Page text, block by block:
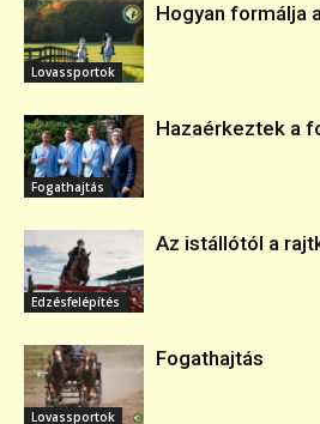
Lovassportok
Hogyan formálja
Fogathajtás
Hazaérkeztek a
Edzésfelépítés
Az istállótól a
Lovassportok
Fogathajtás